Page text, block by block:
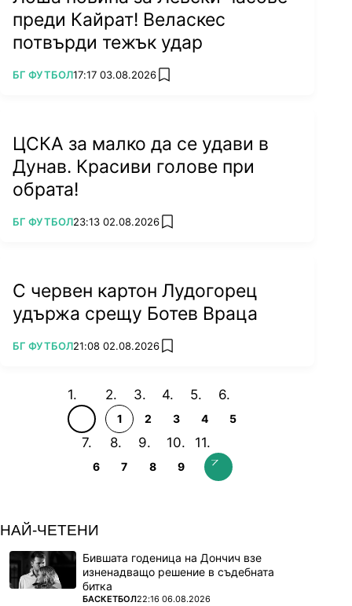
преди Кайрат! Веласкес
потвърди тежък удар
ПОВЕЧЕ ОТ
БГ ФУТБОЛ17:17 03.08.2026 add favorites
ЦСКА за малко да се удави в
Дунав. Красиви голове при
обрата!
ПОВЕЧЕ ОТ
БГ ФУТБОЛ23:13 02.08.2026 add favorites
С червен картон Лудогорец
удържа срещу Ботев Враца
ПОВЕЧЕ ОТ
БГ ФУТБОЛ21:08 02.08.2026 add favorites
1 2 3 4 5
6 7 8 9
НАЙ-ЧЕТЕНИ
Бившата годеница на Дончич взе
изненадващо решение в съдебната
битка
ПОВЕЧЕ ОТ
БАСКЕТБОЛ22:16 06.08.2026